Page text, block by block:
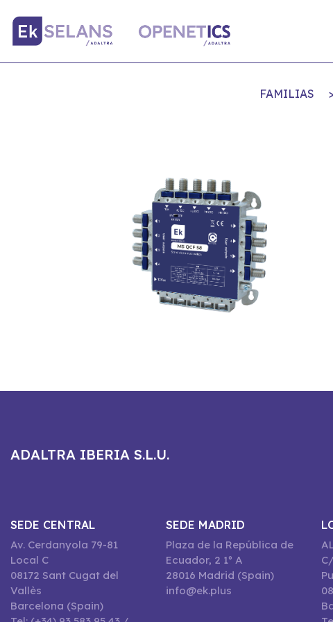
FAMILIAS >
ADALTRA IBERIA S.L.U.
SEDE CENTRAL
Av. Cerdanyola 79-81
Local C
08172 Sant Cugat del
Vallès
Barcelona (Spain)
SEDE MADRID
Plaza de la República de
Ecuador, 2 1º A
28016 Madrid (Spain)
info@ek.plus